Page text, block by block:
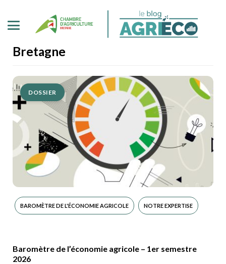
Bretagne
DOSSIER
BAROMÈTRE DE L'ÉCONOMIE AGRICOLE NOTRE EXPERTISE
Baromètre de l’économie agricole – 1er semestre
2026